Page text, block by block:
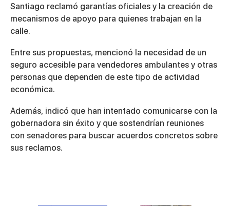
Santiago reclamó garantías oficiales y la creación de
mecanismos de apoyo para quienes trabajan en la
calle.
Entre sus propuestas, mencionó la necesidad de un
seguro accesible para vendedores ambulantes y otras
personas que dependen de este tipo de actividad
económica.
Además, indicó que han intentado comunicarse con la
gobernadora sin éxito y que sostendrían reuniones
con senadores para buscar acuerdos concretos sobre
sus reclamos.